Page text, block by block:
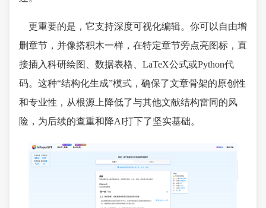
更重要的是，它支持深度可视化编辑。你可以自由增
删章节，并像搭积木一样，在特定章节旁点亮图标，直
接插入科研绘图、数据表格、LaTeX公式或Python代
码。这种“结构化生成”模式，确保了文章骨架的原创性
和专业性，从根源上降低了与其他文献结构雷同的风
险，为后续的查重和降AI打下了坚实基础。